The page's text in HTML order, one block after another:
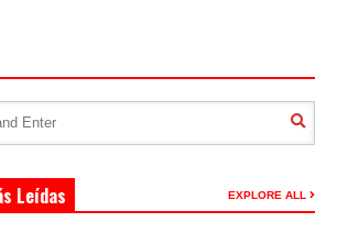
Leídas EXPLORE ALL